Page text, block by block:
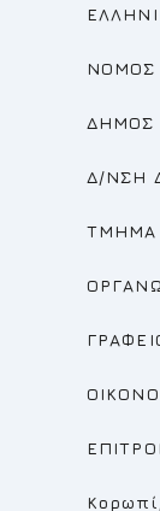
ΝΟΜΟΣ
ΔΗΜΟΣ
Δ/ΝΣΗ
ΤΜΗΜΑ